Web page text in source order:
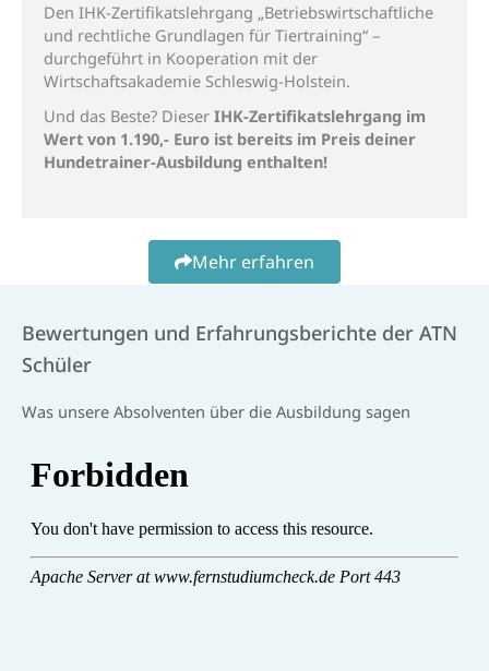
Den IHK-Zertifikatslehrgang „Betriebswirtschaftliche
und rechtliche Grundlagen für Tiertraining“ –
durchgeführt in Kooperation mit der
Wirtschaftsakademie Schleswig-Holstein.
Und das Beste? Dieser IHK-Zertifikatslehrgang im
Wert von 1.190,- Euro ist bereits im Preis deiner
Hundetrainer-Ausbildung enthalten!
Mehr erfahren
Bewertungen und Erfahrungsberichte der ATN
Schüler
Was unsere Absolventen über die Ausbildung sagen